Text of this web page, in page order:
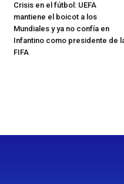
Crisis en el fútbol: UEFA
mantiene el boicot a los
Mundiales y ya no confía en
Infantino como presidente de
FIFA